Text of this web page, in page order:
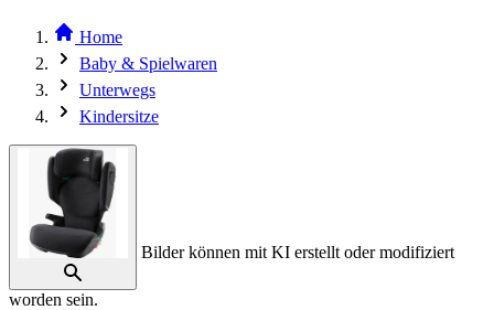
Home
Baby & Spielwaren
Unterwegs
Kindersitze
Bilder können mit KI erstellt oder modifiziert
worden sein.